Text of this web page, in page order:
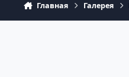
Главная Галерея